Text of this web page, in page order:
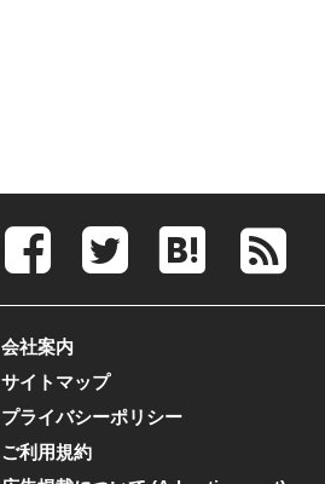
会社案内
サイトマップ
プライバシーポリシー
ご利用規約